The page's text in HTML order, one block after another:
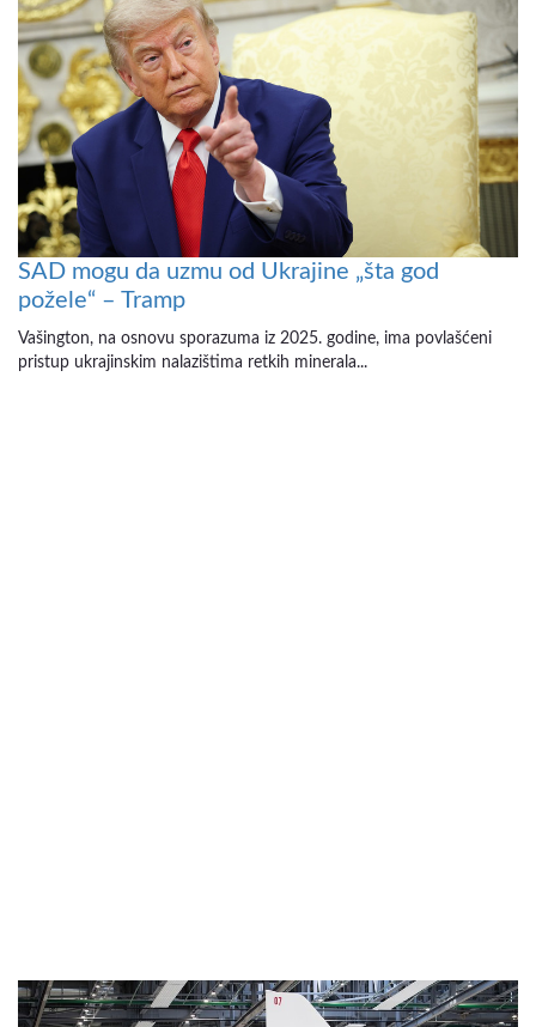
SAD mogu da uzmu od Ukrajine „šta god
požele“ – Tramp
Vašington, na osnovu sporazuma iz 2025. godine, ima povlašćeni
pristup ukrajinskim nalazištima retkih minerala...